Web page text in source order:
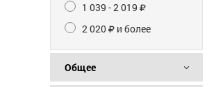
1 039 - 2 019
2 020
и более
Общее